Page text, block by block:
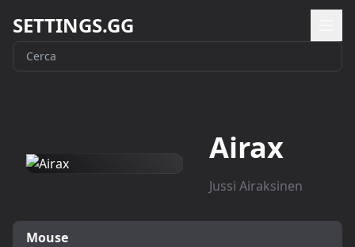
SETTINGS.GG
Airax
Jussi Airaksinen
Mouse